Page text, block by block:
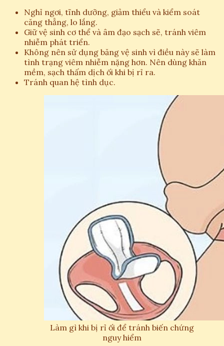
Nghỉ ngơi, tĩnh dưỡng, giảm thiểu và kiểm soát
căng thẳng, lo lắng.
Giữ vệ sinh cơ thể và âm đạo sạch sẽ, tránh viêm
nhiễm phát triển.
Không nên sử dụng băng vệ sinh vì điều này sẽ làm
tình trạng viêm nhiễm nặng hơn. Nên dùng khăn
mềm, sạch thấm dịch ối khi bị rỉ ra.
Tránh quan hệ tình dục.
Làm gì khi bị rỉ ối để tránh biến chứng
nguy hiểm